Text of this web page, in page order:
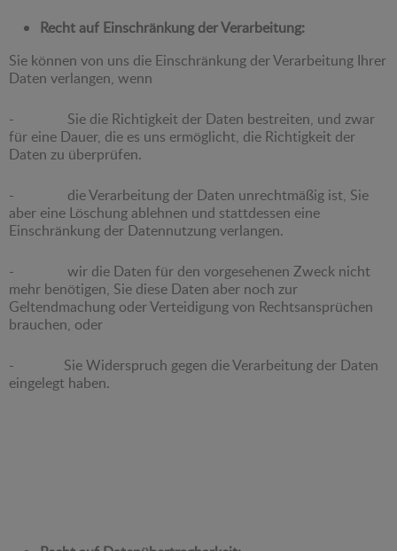
Recht auf Einschränkung der Verarbeitung:
Sie können von uns die Einschränkung der Verarbeitung Ihrer
Daten verlangen, wenn
- Sie die Richtigkeit der Daten bestreiten, und zwar
für eine Dauer, die es uns ermöglicht, die Richtigkeit der
Daten zu überprüfen.
- die Verarbeitung der Daten unrechtmäßig ist, Sie
aber eine Löschung ablehnen und stattdessen eine
Einschränkung der Datennutzung verlangen.
- wir die Daten für den vorgesehenen Zweck nicht
mehr benötigen, Sie diese Daten aber noch zur
Geltendmachung oder Verteidigung von Rechtsansprüchen
brauchen, oder
- Sie Widerspruch gegen die Verarbeitung der Daten
eingelegt haben.